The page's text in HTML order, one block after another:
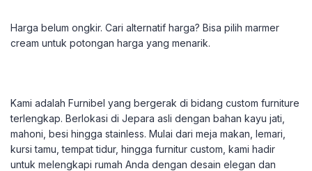
Harga belum ongkir. Cari alternatif harga? Bisa pilih marmer
cream untuk potongan harga yang menarik.
Kami adalah Furnibel yang bergerak di bidang custom furniture
terlengkap. Berlokasi di Jepara asli dengan bahan kayu jati,
mahoni, besi hingga stainless. Mulai dari meja makan, lemari,
kursi tamu, tempat tidur, hingga furnitur custom, kami hadir
untuk melengkapi rumah Anda dengan desain elegan dan